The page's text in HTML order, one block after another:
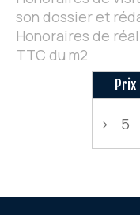
son dossier et
Honoraires de
TTC du m2
> 5